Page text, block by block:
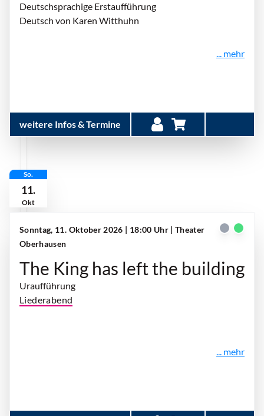
Deutschsprachige Erstaufführung
Deutsch von Karen Witthuhn
... mehr
weitere Infos & Termine
So.
11.
Okt
Sonntag, 11. Oktober 2026 | 18:00 Uhr | Theater
Oberhausen
The King has left the building
Uraufführung
Liederabend
... mehr